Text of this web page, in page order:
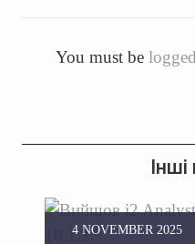
You must be
4 NOVEMBER 2025